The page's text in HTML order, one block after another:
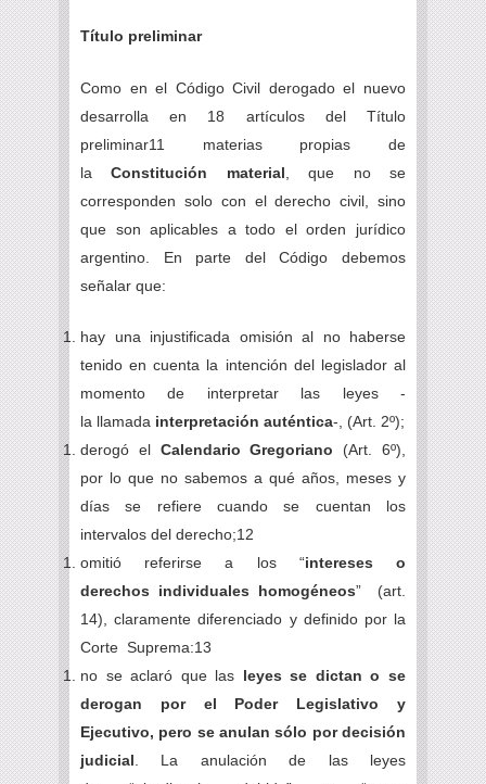
Título preliminar
Como en el Código Civil derogado el nuevo
desarrolla en 18 artículos del Título
preliminar11 materias propias de
laConstitución material , que no se
corresponden solo con el derecho civil, sino
que son aplicables a todo el orden jurídico
argentino. En parte del Código debemos
señalar que:
hay una injustificada omisión al no haberse
tenido en cuenta la intención del legislador al
momento de interpretar las leyes -
la llamada interpretación auténtica-, (Art. 2º);
derogó el Calendario Gregoriano (Art. 6º),
por lo que no sabemos a qué años, meses y
días se refiere cuando se cuentan los
intervalos del derecho;12
omitió referirse a los “intereses o
derechos individuales homogéneos” (art.
14), claramente diferenciado y definido por la
Corte Suprema:13
no se aclaró que las leyes se dictan o se
derogan por el Poder Legislativo y
Ejecutivo, pero se anulan sólo por decisión
judicial . La anulación de las leyes